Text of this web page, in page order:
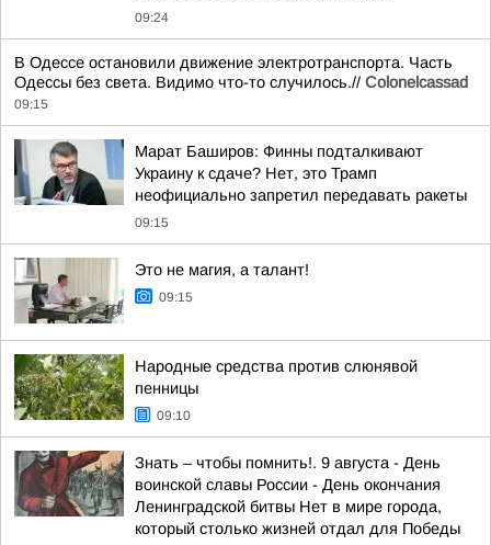
09:24
В Одессе остановили движение электротранспорта. Часть
Одессы без света. Видимо что-то случилось.// Colonelcassad
09:15
Марат Баширов: Финны подталкивают
Украину к сдаче? Нет, это Трамп
неофициально запретил передавать ракеты
09:15
Это не магия, а талант!
09:15
Народные средства против слюнявой
пенницы
09:10
Знать – чтобы помнить!. 9 августа - День
воинской славы России - День окончания
Ленинградской битвы Нет в мире города,
который столько жизней отдал для Победы